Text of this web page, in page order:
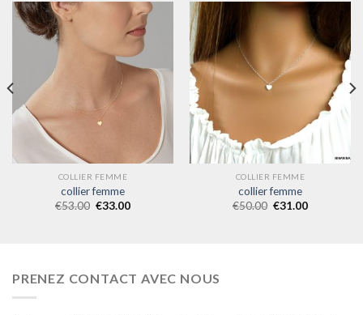
COLLIER FEMME
collier femme
€53.00 €33.00
COLLIER FEMME
collier femme
€50.00 €31.00
PRENEZ CONTACT AVEC NOUS